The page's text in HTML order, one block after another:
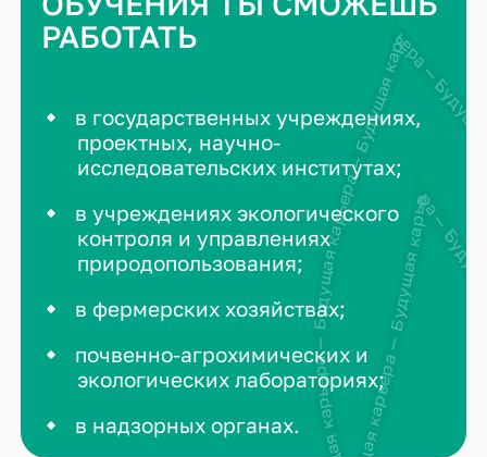
Будущая карьера — Будущая
Будущая карьера —
РАБОТАТЬ
в государственных учреждениях,
проектных, научно-
исследовательских институтах;
в учреждениях экологического
контроля и управлениях
природопользования;
в фермерских хозяйствах;
почвенно-агрохимических и
экологических лабораториях;
в надзорных органах.